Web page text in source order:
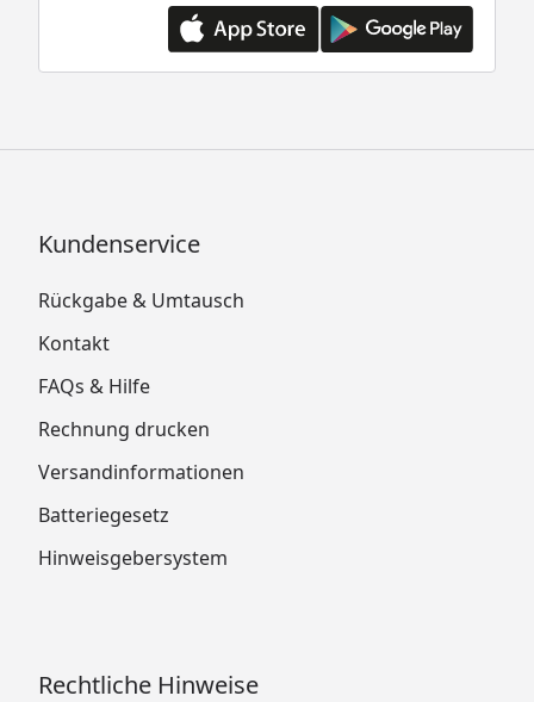
Kundenservice
Rückgabe & Umtausch
Kontakt
FAQs & Hilfe
Rechnung drucken
Versandinformationen
Batteriegesetz
Hinweisgebersystem
Rechtliche Hinweise